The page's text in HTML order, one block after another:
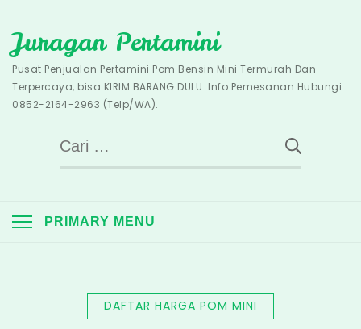
to
content
Juragan Pertamini
Pusat Penjualan Pertamini Pom Bensin Mini Termurah Dan
Terpercaya, bisa KIRIM BARANG DULU. Info Pemesanan Hubungi
0852-2164-2963 (Telp/WA).
Cari
untuk:
PRIMARY MENU
DAFTAR HARGA POM MINI